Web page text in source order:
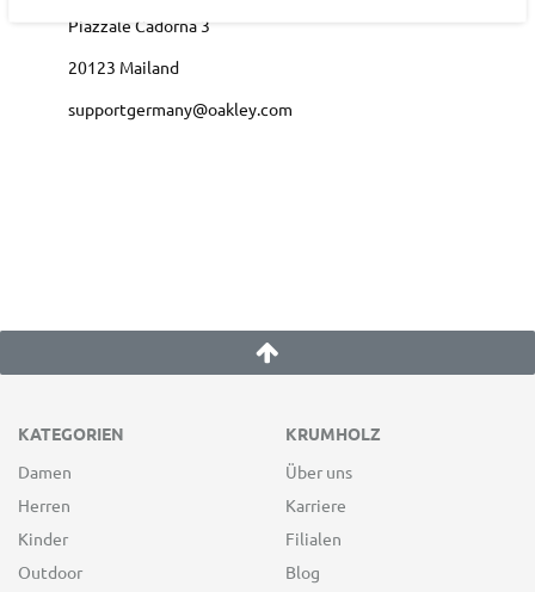
Piazzale Cadorna 3
20123 Mailand
supportgermany@oakley.com
KATEGORIEN
Damen
Herren
Kinder
Outdoor
KRUMHOLZ
Über uns
Karriere
Filialen
Blog